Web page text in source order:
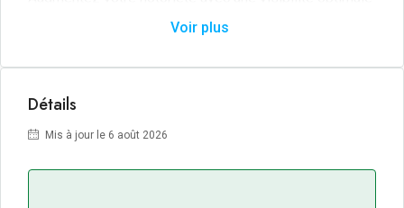
grâce à la possibilité d’installer votre enseigne en
cherchant à allier fonctionnalité et visibilité.
Voir plus
Détails
Mis à jour le 6 août 2026